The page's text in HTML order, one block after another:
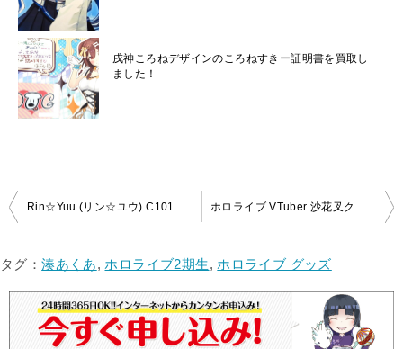
戌神ころねデザインのころねすきー証明書を買取し
ました！
投
ナ
タグ：湊あくあ, ホロライブ2期生, ホロライブ グッズ